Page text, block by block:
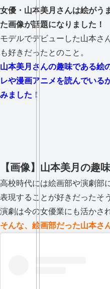
女優・山本美月さんは絵がう
た画像が話題になりました！
モデルでデビューした山本さ
も好きだったとのこと。
山本美月さんの趣味である絵
レや漫画アニメを読んでいる
みました！
【画像】山本美月の趣
高校時代には絵画部や演劇部
表現することが好きだったそ
演劇は今の女優業にも活かさ
そんな、絵画部だった山本さ